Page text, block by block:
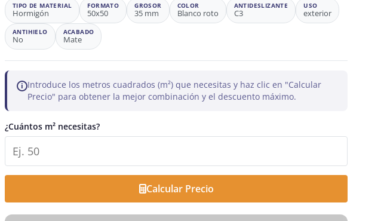
TIPO DE MATERIAL
Hormigón
FORMATO
50x50
GROSOR
35 mm
COLOR
Blanco roto
ANTIDESLIZANTE
C3
USO
exterior
ANTIHIELO
No
ACABADO
Mate
i Introduce los metros cuadrados (m²) que necesitas y haz clic en "Calcular
Precio" para obtener la mejor combinación y el descuento máximo.
¿Cuántos m² necesitas?
Calcular Precio